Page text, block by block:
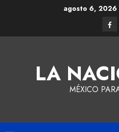
agosto 6,
LA
MÉXICO